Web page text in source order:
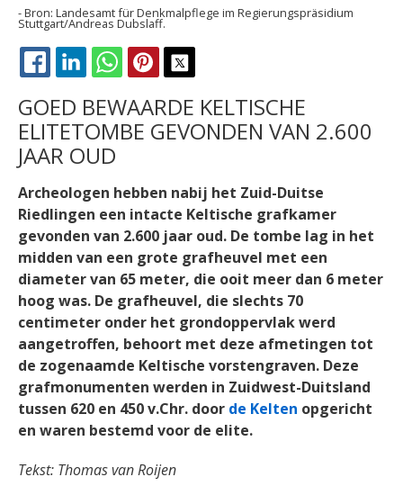
Landesamt für Denkmalpflege im Regierungspräsidium
Stuttgart/Andreas Dubslaff.
FACEBOOK
LINKEDINWHATSAPPPINTEREST
GOED BEWAARDE KELTISCHE
ELITETOMBE GEVONDEN VAN 2.600
JAAR OUD
Archeologen hebben nabij het Zuid-Duitse
Riedlingen een intacte Keltische grafkamer
gevonden van 2.600 jaar oud. De tombe lag in het
midden van een grote grafheuvel met een
diameter van 65 meter, die ooit meer dan 6 meter
hoog was. De grafheuvel, die slechts 70
centimeter onder het grondoppervlak werd
aangetroffen, behoort met deze afmetingen tot
de zogenaamde Keltische vorstengraven. Deze
grafmonumenten werden in Zuidwest-Duitsland
tussen 620 en 450 v.Chr. door de Kelten opgericht
en waren bestemd voor de elite.
Tekst: Thomas van Roijen